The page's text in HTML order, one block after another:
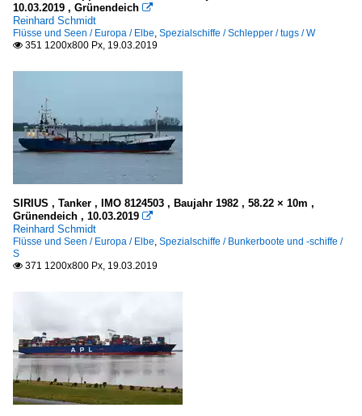
10.03.2019 , Grünendeich 
Reinhard Schmidt
Flüsse und Seen / Europa / Elbe, Spezialschiffe / Schlepper / tugs / W
 351 1200x800 Px, 19.03.2019
SIRIUS , Tanker , IMO 8124503 , Baujahr 1982 , 58.22 × 10m ,
Grünendeich , 10.03.2019 
Reinhard Schmidt
Flüsse und Seen / Europa / Elbe, Spezialschiffe / Bunkerboote und -schiffe /
S
 371 1200x800 Px, 19.03.2019